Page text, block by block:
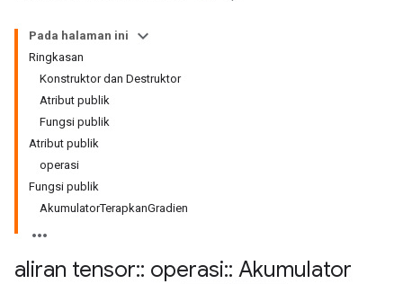
Pada halaman ini
Ringkasan
Konstruktor dan Destruktor
Atribut publik
Fungsi publik
Atribut publik
operasi
Fungsi publik
AkumulatorTerapkanGradien
aliran tensor:: operasi:: Akumulator